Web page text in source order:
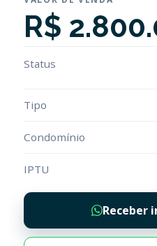
R$
Status
Tipo
Condomínio
IPTU
Receber